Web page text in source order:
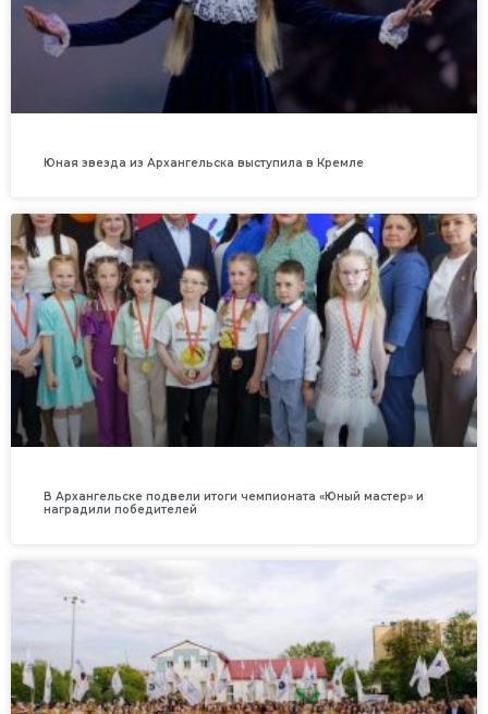
Юная звезда из Архангельска выступила в Кремле
В Архангельске подвели итоги чемпионата «Юный мастер» и
наградили победителей